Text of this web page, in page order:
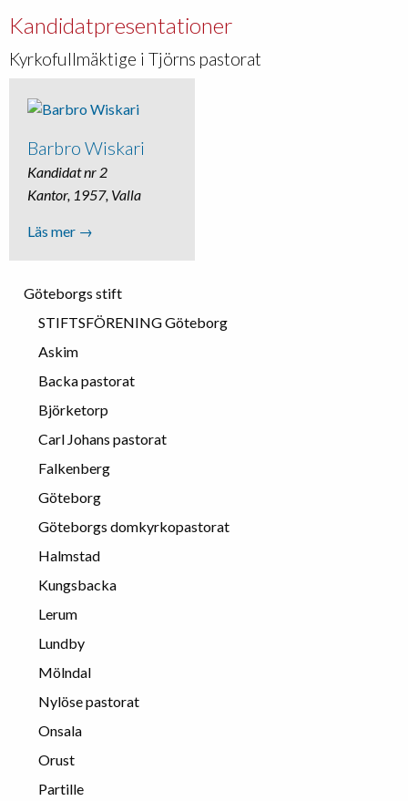
Kandidatpresentationer
Kyrkofullmäktige i Tjörns pastorat
Barbro Wiskari
Kandidat nr 2
Kantor, 1957, Valla
Läs mer →
Göteborgs stift
STIFTSFÖRENING Göteborg
Askim
Backa pastorat
Björketorp
Carl Johans pastorat
Falkenberg
Göteborg
Göteborgs domkyrkopastorat
Halmstad
Kungsbacka
Lerum
Lundby
Mölndal
Nylöse pastorat
Onsala
Orust
Partille